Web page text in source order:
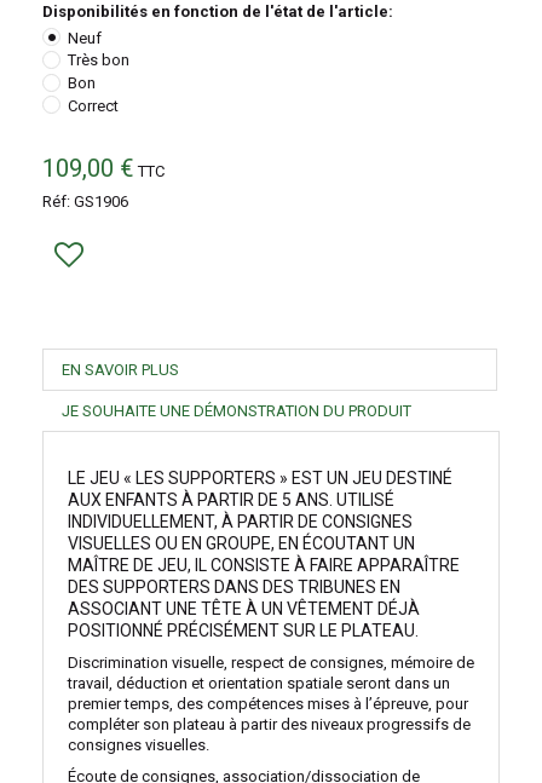
Disponibilités en fonction de l'état de l'article:
Neuf
Très bon
Bon
Correct
109,00 € TTC
Réf: GS1906
EN SAVOIR PLUS
JE SOUHAITE UNE DÉMONSTRATION DU PRODUIT
LE JEU « LES SUPPORTERS » EST UN JEU DESTINÉ
AUX ENFANTS À PARTIR DE 5 ANS. UTILISÉ
INDIVIDUELLEMENT, À PARTIR DE CONSIGNES
VISUELLES OU EN GROUPE, EN ÉCOUTANT UN
MAÎTRE DE JEU, IL CONSISTE À FAIRE APPARAÎTRE
DES SUPPORTERS DANS DES TRIBUNES EN
ASSOCIANT UNE TÊTE À UN VÊTEMENT DÉJÀ
POSITIONNÉ PRÉCISÉMENT SUR LE PLATEAU.
Discrimination visuelle, respect de consignes, mémoire de
travail, déduction et orientation spatiale seront dans un
premier temps, des compétences mises à l’épreuve, pour
compléter son plateau à partir des niveaux progressifs de
consignes visuelles.
Écoute de consignes, association/dissociation de